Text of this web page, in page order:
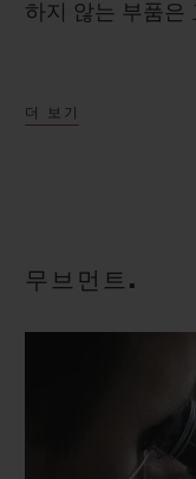
하지 않는 부품은
라 최대한 폴리싱
한 다음 방수 기능
더 보기
무브먼트.